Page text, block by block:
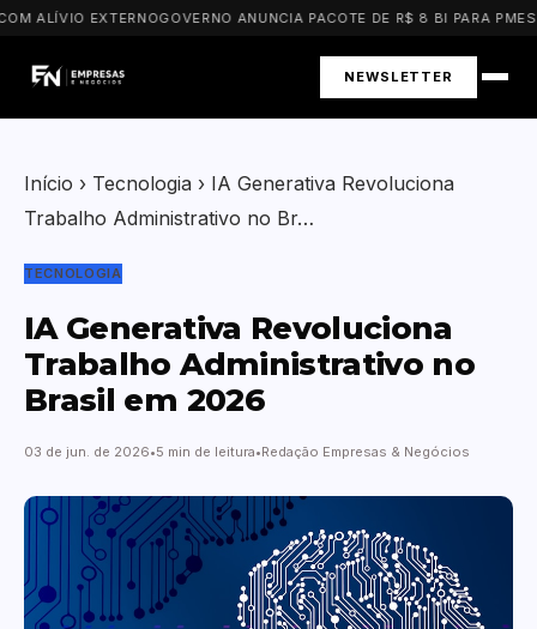
ALÍVIO EXTERNOGOVERNO ANUNCIA PACOTE DE R$ 8 BI PARA PMES
NEWSLETTER
Início › Tecnologia › IA Generativa Revoluciona
Trabalho Administrativo no Br…
TECNOLOGIA
IA Generativa Revoluciona
Trabalho Administrativo no
Brasil em 2026
03 de jun. de 2026 5 min de leitura Redação Empresas & Negócios